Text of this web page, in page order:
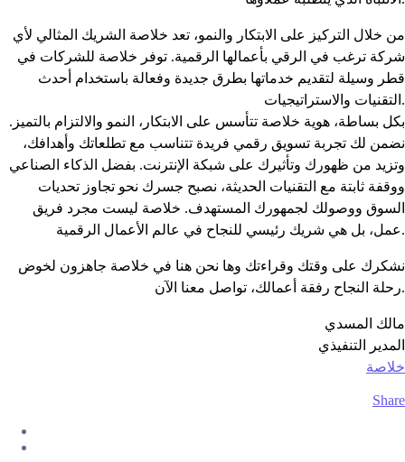
من خلال التركيز على الابتكار والنمو، تعد خلاصة الشريك المثالي لأي
شركة ترغب في الرقي بأعمالها الرقمية. توفر خلاصة للشركات في
قطر وسيلة لتقديم خدماتها بطرق جديدة وفعالة باستخدام أحدث
التقنيات والاستراتيجيات.
بكل بساطة، هوية خلاصة تتأسس على الابتكار، النمو والالتزام بالتميز.
نضمن لك تجربة تسويق رقمي فريدة تتناسب مع تطلعاتك وأهدافك،
وتزيد من ظهورك وتأثيرك على شبكة الإنترنت. بفضل الذكاء الصناعي
ووقفة ثابتة مع التقنيات الحديثة، نصبح جسرك نحو تجاوز تحديات
السوق ووصولك لجمهورك المستهدف. خلاصة ليست مجرد فريق
عمل، بل هي شريك رئيسي للنجاح في عالم الأعمال الرقمية.
نشكرك على وقتك وقراءتك وها نحن هنا في خلاصة جاهزون لخوض
رحلة النجاح رفقة أعمالك، تواصل معنا الآن.
مالك المسدي
المدير التنفيذي
خلاصة
Share